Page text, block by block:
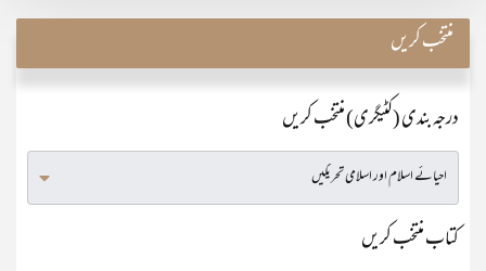
منتخب کریں
درجہ بندی (کٹیگری) منتخب کریں
کتاب منتخب کریں